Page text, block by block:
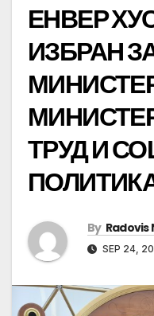
ЕНВЕР
ИЗБРАН
ТРУД И
By Radovis
SEP 24,